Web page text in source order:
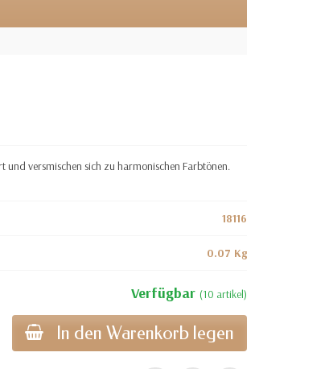
und versmischen sich zu harmonischen Farbtönen.
18116
0.07 Kg
Verfügbar (10 artikel)
In den Warenkorb legen